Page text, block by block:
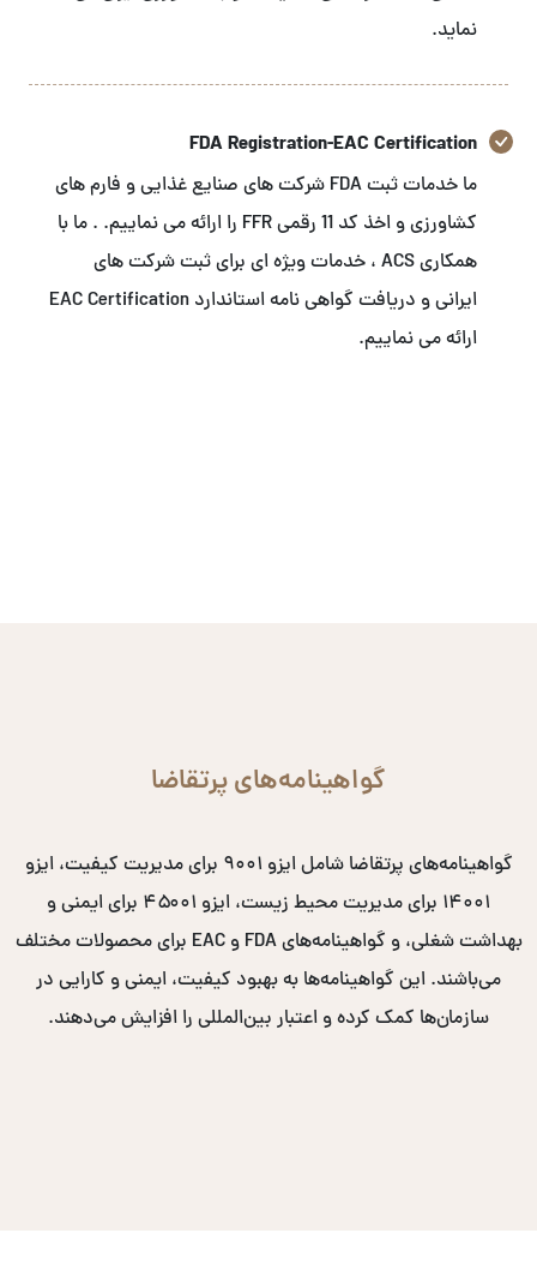
نماید.
FDA Registration-EAC Certification
ما خدمات ثبت FDA شرکت های صنایع غذایی و فارم های
کشاورزی و اخذ کد 11 رقمی FFR را ارائه می نماییم. . ما با
همکاری ACS ، خدمات ویژه ای برای ثبت شرکت های
ایرانی و دریافت گواهی نامه استاندارد EAC Certification
ارائه می نماییم.
گواهینامه‌های پرتقاضا
گواهینامه‌های پرتقاضا شامل ایزو ۹۰۰۱ برای مدیریت کیفیت، ایزو
۱۴۰۰۱ برای مدیریت محیط زیست، ایزو ۴۵۰۰۱ برای ایمنی و
بهداشت شغلی، و گواهینامه‌های FDA و EAC برای محصولات مختلف
می‌باشند. این گواهینامه‌ها به بهبود کیفیت، ایمنی و کارایی در
سازمان‌ها کمک کرده و اعتبار بین‌المللی را افزایش می‌دهند.